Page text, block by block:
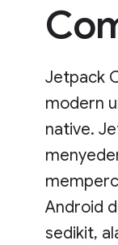
Jetpack
modern
native.
Android
sedikit,